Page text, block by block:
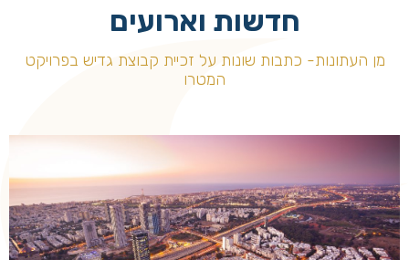
חדשות וארועים
מן העתונות- כתבות שונות על זכיית קבוצת גדיש בפרויקט
המטרו